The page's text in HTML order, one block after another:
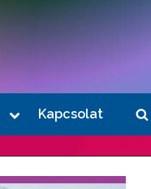
Toggle
menu
Kapcsolat